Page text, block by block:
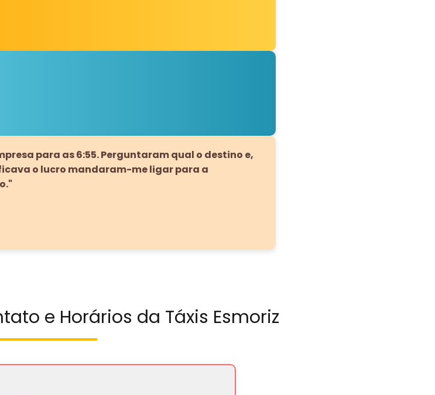
para as 6:55. Perguntaram qual o destino e,
o lucro mandaram-me ligar para a